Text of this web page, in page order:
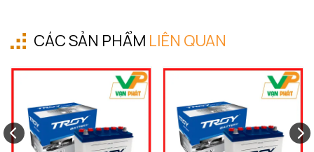
CÁC SẢN PHẨM LIÊN QUAN